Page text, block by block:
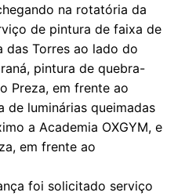
na rotatória da
de pintura de faixa de
das Torres ao lado do
pintura de quebra-
Preza, em frente ao
de luminárias queimadas
a Academia OXGYM, e
em frente ao
foi solicitado serviço